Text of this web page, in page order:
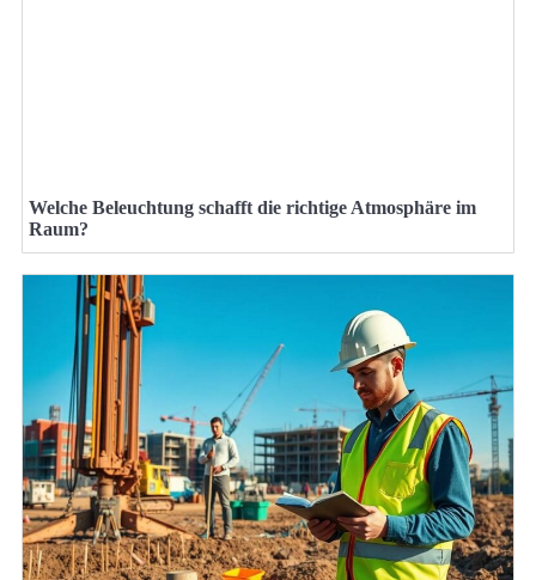
Welche Beleuchtung schafft die richtige Atmosphäre im
Raum?